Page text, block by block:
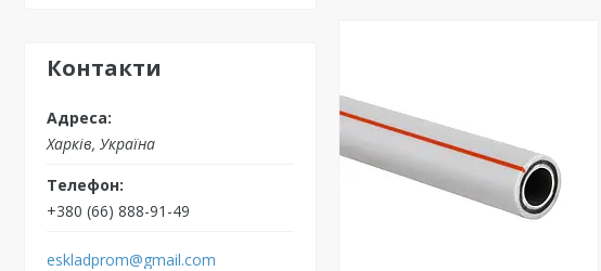
Контакти
Харків, Україна
+380 (66) 888-91-49
eskladprom@gmail.com